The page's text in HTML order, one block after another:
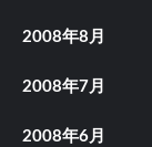
2008年8月
2008年7月
2008年6月